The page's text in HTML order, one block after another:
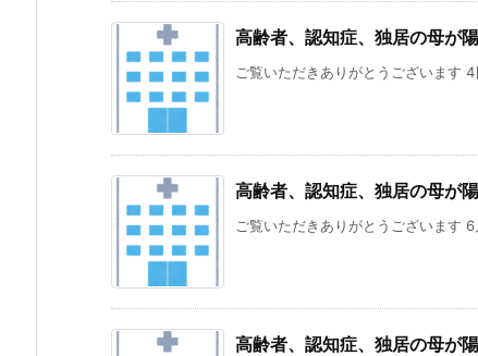
高齢者、認知症、独居の母が
ご覧いただきありがとうございます
高齢者、認知症、独居の母が
ご覧いただきありがとうございます
高齢者、認知症、独居の母が